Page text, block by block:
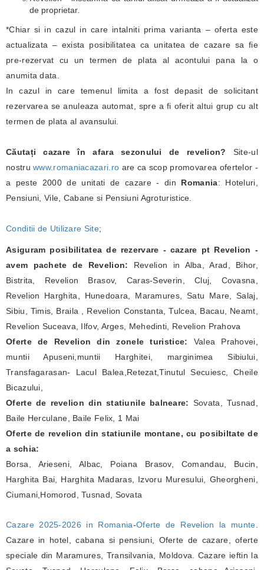
de proprietar.
*Chiar si in cazul in care intalniti prima varianta – oferta este
actualizata – exista posibilitatea ca unitatea de cazare sa fie
pre-rezervat cu un termen de plata al acontului pana la o
anumita data.
In cazul in care temenul limita a fost depasit de solicitant
rezervarea se anuleaza automat, spre a fi oferit altui grup cu alt
termen de plata al avansului.
Căutați cazare în afara sezonului de revelion? Site-ul
nostruwww.romaniacazari.ro are ca scop promovarea ofertelor -
a peste 2000 de unitati de cazare - din Romania: Hoteluri,
Pensiuni, Vile, Cabane si Pensiuni Agroturistice.
Conditii de Utilizare Site;
Asiguram posibilitatea de rezervare - cazare pt Revelion -
avem pachete de Revelion: Revelion in Alba, Arad, Bihor,
Bistrita, Revelion Brasov, Caras-Severin, Cluj, Covasna,
Revelion Harghita, Hunedoara, Maramures, Satu Mare, Salaj,
Sibiu, Timis, Braila , Revelion Constanta, Tulcea, Bacau, Neamt,
Revelion Suceava, Ilfov, Arges, Mehedinti, Revelion Prahova
Oferte de Revelion din zonele turistice: Valea Prahovei,
muntii Apuseni,muntii Harghitei, marginimea Sibiului,
Transfagarasan- Lacul Balea,Retezat,Tinutul Secuiesc, Cheile
Bicazului,
Oferte de revelion din statiunile balneare: Sovata, Tusnad,
Baile Herculane, Baile Felix, 1 Mai
Oferte de revelion din statiunile montane, cu posibiltate de
a schia:
Borsa, Arieseni, Albac, Poiana Brasov, Comandau, Bucin,
Harghita Bai, Harghita Madaras, Izvoru Muresului, Gheorgheni,
Ciumani,Homorod, Tusnad, Sovata
Cazare 2025-2026 in Romania-Oferte de Revelion la munte
Cazare in hotel, cabana si pensiuni, Oferte de cazare, oferte
speciale din Maramures, Transilvania, Moldova. Cazare ieftin la